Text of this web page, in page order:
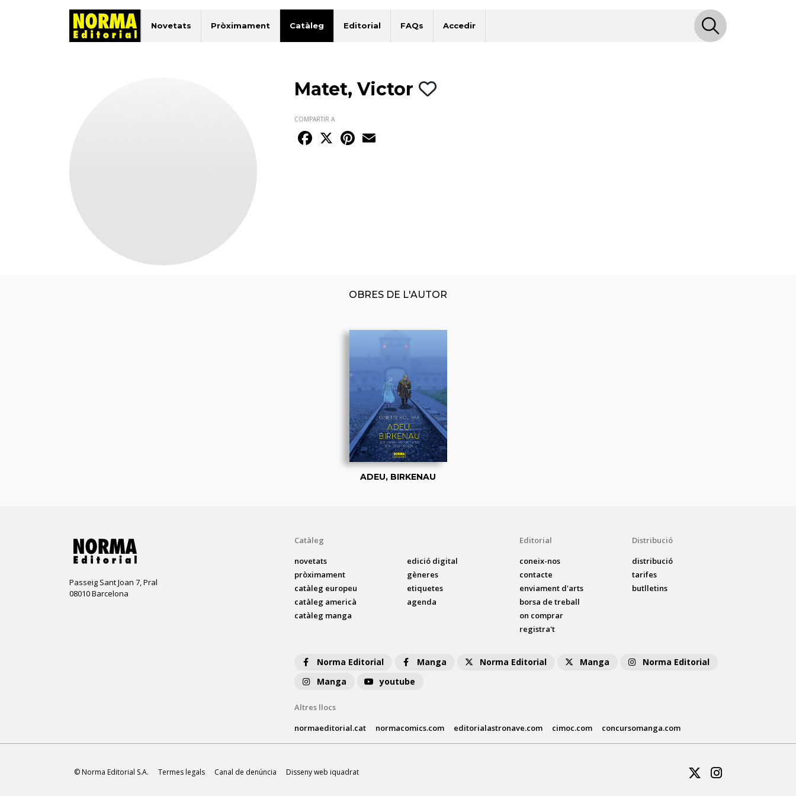
Novetats Pròximament Catàleg Editorial FAQs Accedir
Matet, Victor
COMPARTIR A
Facebook
X Pinterest
OBRES DE L'AUTOR
ADEU, BIRKENAU
Passeig Sant Joan 7, Pral
08010 Barcelona
Catàleg
novetats
pròximament
catàleg europeu
catàleg americà
catàleg manga
edició digital
gèneres
etiquetes
agenda
Editorial
coneix-nos
contacte
enviament d'arts
borsa de treball
on comprar
registra't
Distribució
distribució
tarifes
butlletins
Norma Editorial Manga Norma Editorial Manga
Norma Editorial
Manga
youtube
Altres llocs
normaeditorial.cat
normacomics.com editorialastronave.com cimoc.com concursomanga.com
© Norma Editorial S.A. Termes legals Canal de denúncia Disseny web iquadrat Twitter
Instagram